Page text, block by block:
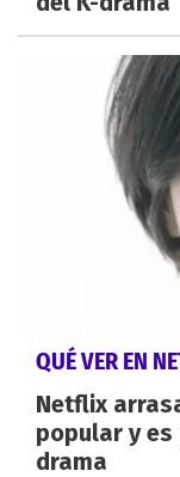
QUÉ VER EN
Netflix
popular y
drama